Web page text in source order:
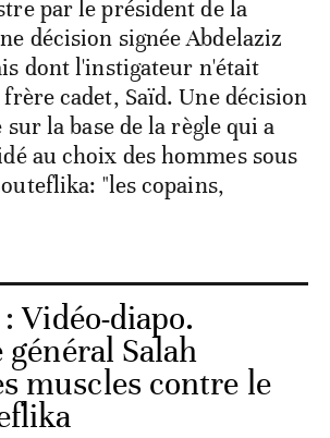
par le président de la
décision signée Abdelaziz
dont l'instigateur n'était
cadet, Saïd. Une décision
la base de la règle qui a
au choix des hommes sous
"les copains,
:Vidéo-diapo.
Salah
muscles contre le